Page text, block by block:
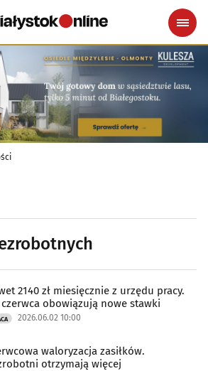
2140 zł miesięcznie z urzędu pracy.
czerwca obowiązują nowe stawki
2026.06.02 10:00
waloryzacja zasiłków.
otrzymają więcej